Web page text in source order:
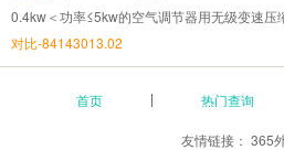
0.4kw＜功率≤5kw的空气调节器用无级变速压
对比-84143013.02
首页 热门查询
友情链接： 365